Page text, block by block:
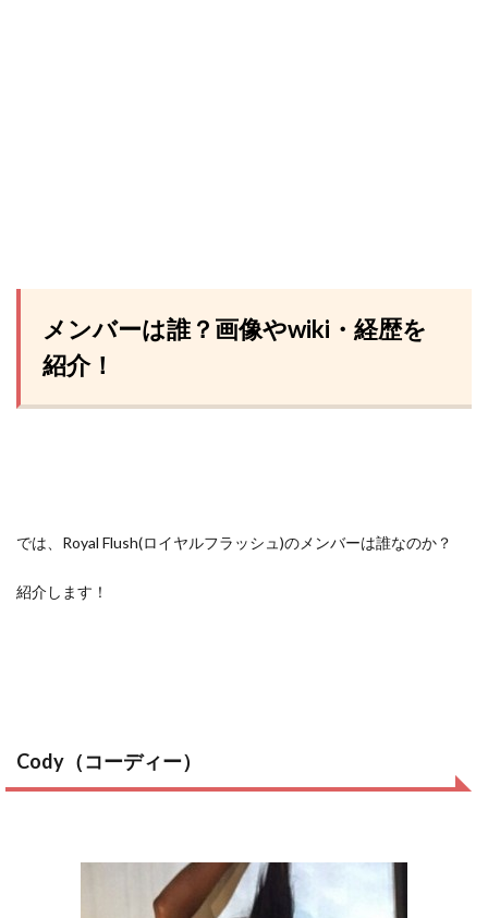
メンバーは誰？画像やwiki・経歴を
紹介！
では、 Royal Flush(ロイヤルフラッシュ)のメンバーは誰なのか？
紹介します！
Cody（コーディー）